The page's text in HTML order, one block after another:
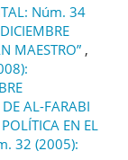
Núm. 34
MAESTRO” ,
AL-FARABI
EN EL
32 (2005):